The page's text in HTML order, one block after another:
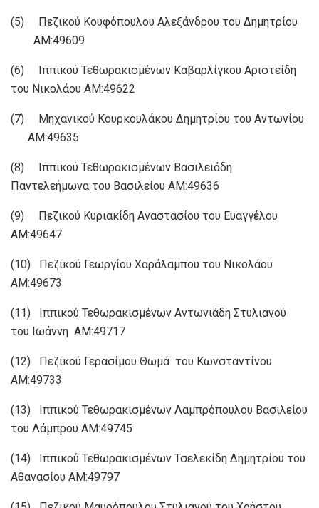
(5) Πεζικού Κουφόπουλου Αλεξάνδρου του Δημητρίου
ΑΜ:49609
(6) Ιππικού Τεθωρακισμένων Καβαρλίγκου Αριστείδη
του Νικολάου ΑΜ:49622
(7) Μηχανικού Κουρκουλάκου Δημητρίου του Αντωνίου
ΑΜ:49635
(8) Ιππικού Τεθωρακισμένων Βασιλειάδη
Παντελεήμωνα του Βασιλείου ΑΜ:49636
(9) Πεζικού Κυριακίδη Αναστασίου του Ευαγγέλου
ΑΜ:49647
(10) Πεζικού Γεωργίου Χαράλαμπου του Νικολάου
ΑΜ:49673
(11) Ιππικού Τεθωρακισμένων Αντωνιάδη Στυλιανού
του Ιωάννη ΑΜ:49717
(12) Πεζικού Γερασίμου Θωμά του Κωνσταντίνου
ΑΜ:49733
(13) Ιππικού Τεθωρακισμένων Λαμπρόπουλου Βασιλείου
του Λάμπρου ΑΜ:49745
(14) Ιππικού Τεθωρακισμένων Τσελεκίδη Δημητρίου του
Αθανασίου ΑΜ:49797